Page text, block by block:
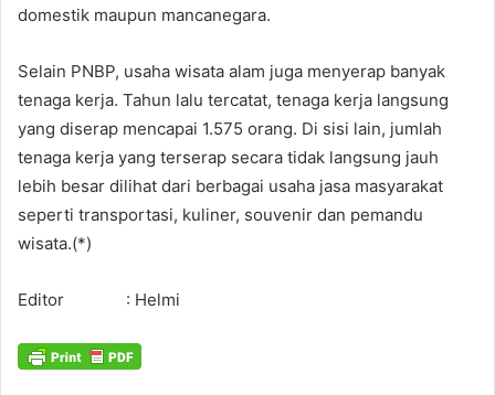
domestik maupun mancanegara.
Selain PNBP, usaha wisata alam juga menyerap banyak
tenaga kerja. Tahun lalu tercatat, tenaga kerja langsung
yang diserap mencapai 1.575 orang. Di sisi lain, jumlah
tenaga kerja yang terserap secara tidak langsung jauh
lebih besar dilihat dari berbagai usaha jasa masyarakat
seperti transportasi, kuliner, souvenir dan pemandu
wisata.(*)
Editor : Helmi